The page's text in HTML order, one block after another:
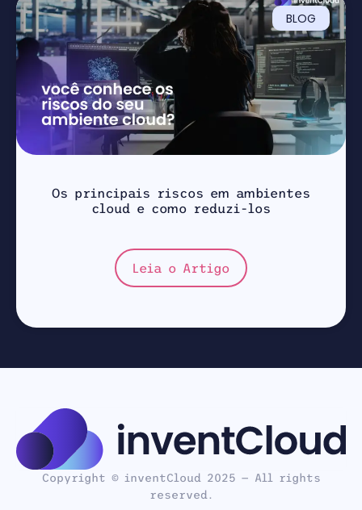
BLOG
Os principais riscos em ambientes
cloud e como reduzi-los
Leia o Artigo
Copyright © inventCloud 2025 — All rights
reserved.